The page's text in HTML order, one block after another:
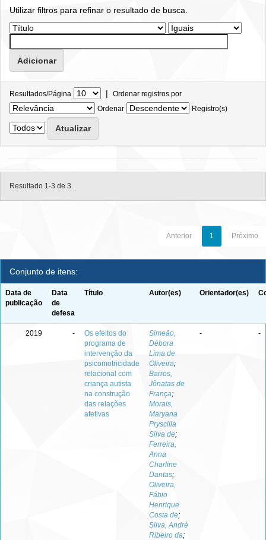
Utilizar filtros para refinar o resultado de busca.
Resultados/Página | Ordenar registros por
Ordenar
Registro(s)
Resultado 1-3 de 3.
Anterior 1 Próximo
Conjunto de itens:
Data de
publicação
Data
de
defesa
Título Autor(es) Orientador(es)
2019 -
Os efeitos do
programa de
intervenção da
psicomotricidade
relacional com
criança autista
na construção
das relações
afetivas
Simeão,
Débora
Lima de
Oliveira;
Barros,
Jônatas de
França;
Morais,
Maryana
Pryscilla
Silva de;
Ferreira,
Anna
Charline
Dantas;
Oliveira,
Fábio
Henrique
Costa de;
Silva, André
Ribeiro da;
- -